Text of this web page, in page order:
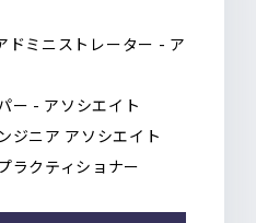
ドミニストレーター - ア
ー - アソシエイト
ジニア アソシエイト
ラクティショナー